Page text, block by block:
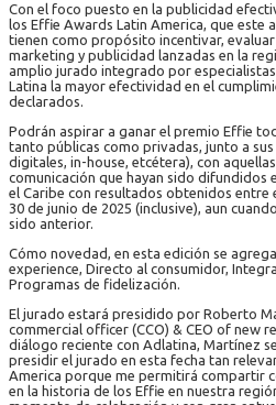
Con el foco puesto en la publicidad
los Effie Awards Latin America, que este
tienen como propósito incentivar,
marketing y publicidad lanzadas en la
amplio jurado integrado por
Latina la mayor efectividad en el
declarados.
Podrán aspirar a ganar el premio Effie
tanto públicas como privadas, junto a
digitales, in-house, etcétera), con
comunicación que hayan sido difundidos
el Caribe con resultados obtenidos entre
30 de junio de 2025 (inclusive), aun
sido anterior.
Cómo novedad, en esta edición se
experience, Directo al consumidor,
Programas de fidelización.
El jurado estará presidido por Roberto
commercial officer (CCO) & CEO of new
diálogo reciente con Adlatina, Martínez
presidir el jurado en esta fecha tan
America porque me permitirá compartir
en la historia de los Effie en nuestra